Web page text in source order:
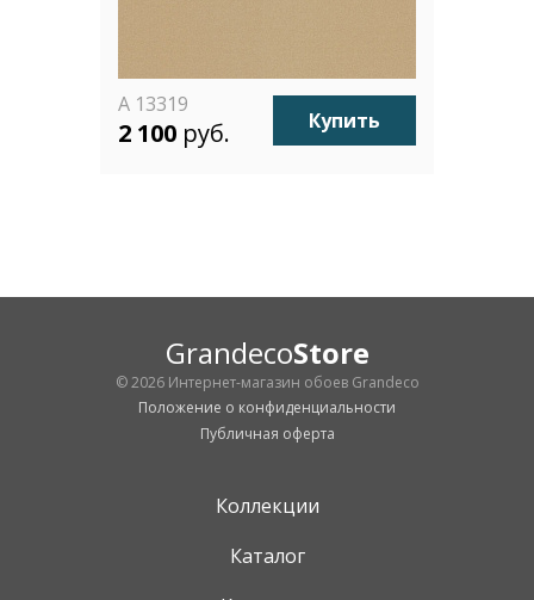
A 13319
2 100 руб. Купить
GrandecoStore
© 2026 Интернет-магазин обоев Grandeco
Положение о конфиденциальности
Публичная оферта
Коллекции
Каталог